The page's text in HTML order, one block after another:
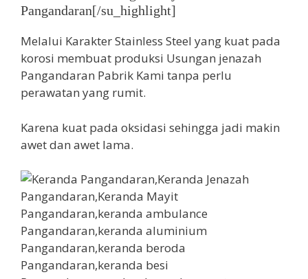
Pangandaran[/su_highlight]
Melalui Karakter Stainless Steel yang kuat pada
korosi membuat produksi Usungan jenazah
Pangandaran Pabrik Kami tanpa perlu
perawatan yang rumit.
Karena kuat pada oksidasi sehingga jadi makin
awet dan awet lama.